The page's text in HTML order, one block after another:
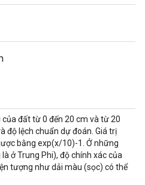
đất từ 0 đến 20 cm và từ 20
độ lệch chuẩn dự đoán. Giá trị
bằng exp(x/10)-1. Ở những
ở Trung Phi), độ chính xác của
tượng như dải màu (sọc) có thể